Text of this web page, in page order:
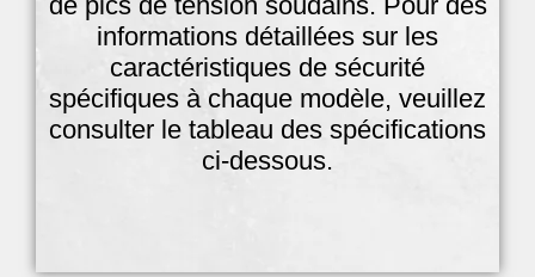
informations détaillées sur les
caractéristiques de sécurité
spécifiques à chaque modèle, veuillez
consulter le tableau des spécifications
ci-dessous.